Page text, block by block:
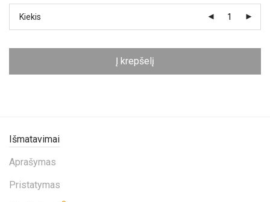
Kiekis
Į krepšelį
Išmatavimai
Aprašymas
Pristatymas